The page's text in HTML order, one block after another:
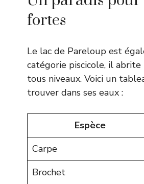
fortes
Le lac de Pareloup est
catégorie piscicole, il
tous niveaux. Voici un
trouver dans ses eaux :
Espèce
Carpe
Brochet